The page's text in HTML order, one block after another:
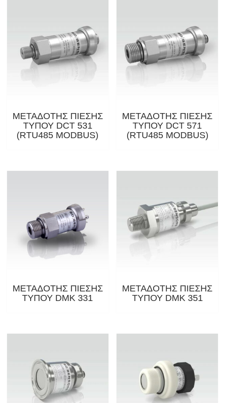
ΜΕΤΑΔΟΤΗΣ ΠΙΕΣΗΣ
ΤΥΠΟΥ DCT 531
(RTU485 MODBUS)
ΜΕΤΑΔΟΤΗΣ ΠΙΕΣΗΣ
ΤΥΠΟΥ DCT 571
(RTU485 MODBUS)
ΜΕΤΑΔΟΤΗΣ ΠΙΕΣΗΣ
ΤΥΠΟΥ DMK 331
ΜΕΤΑΔΟΤΗΣ ΠΙΕΣΗΣ
ΤΥΠΟΥ DMK 351